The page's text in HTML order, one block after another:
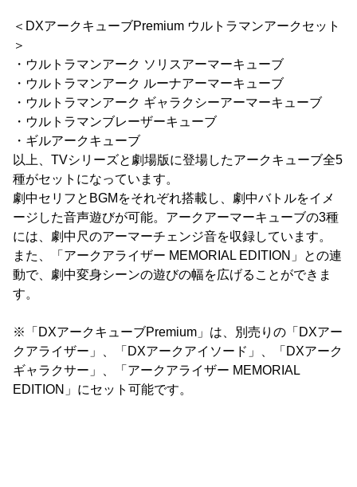
＜DXアークキューブPremium ウルトラマンアークセット
＞
・ウルトラマンアーク ソリスアーマーキューブ
・ウルトラマンアーク ルーナアーマーキューブ
・ウルトラマンアーク ギャラクシーアーマーキューブ
・ウルトラマンブレーザーキューブ
・ギルアークキューブ
以上、TVシリーズと劇場版に登場したアークキューブ全5
種がセットになっています。
劇中セリフとBGMをそれぞれ搭載し、劇中バトルをイメ
ージした音声遊びが可能。アークアーマーキューブの3種
には、劇中尺のアーマーチェンジ音を収録しています。
また、「アークアライザー MEMORIAL EDITION」との連
動で、劇中変身シーンの遊びの幅を広げることができま
す。
※「DXアークキューブPremium」は、別売りの「DXアー
クアライザー」、「DXアークアイソード」、「DXアーク
ギャラクサー」、「アークアライザー MEMORIAL
EDITION」にセット可能です。